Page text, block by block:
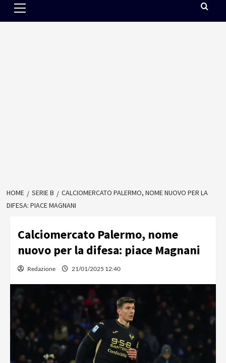
Menu
HOME SERIE B
CALCIOMERCATO PALERMO, NOME NUOVO PER LA
DIFESA: PIACE MAGNANI
Calciomercato Palermo, nome
nuovo per la difesa: piace Magnani
Redazione 21/01/2025 12:40